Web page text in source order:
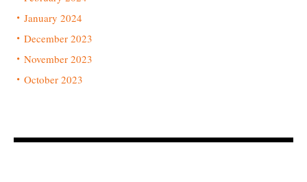
January 2024
December 2023
November 2023
October 2023